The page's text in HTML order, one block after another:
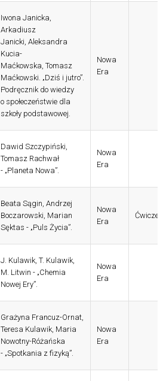
Iwona Janicka,
Arkadiusz
Janicki, Aleksandra
Kucia-
Maćkowska, Tomasz
Maćkowski. „Dziś i jutro”.
Podręcznik do wiedzy
o społeczeństwie dla
szkoły podstawowej.
Nowa
Era
Dawid Szczypiński,
Tomasz Rachwał
- „Planeta Nowa”.
Nowa
Era
Beata Sągin, Andrzej
Boczarowski, Marian
Sęktas - „Puls Życia”.
Nowa
Era
J. Kulawik, T. Kulawik,
M. Litwin - „Chemia
Nowej Ery”.
Nowa
Era
Grażyna Francuz-Ornat,
Teresa Kulawik, Maria
Nowotny-Różańska
- „Spotkania z fizyką”.
Nowa
Era